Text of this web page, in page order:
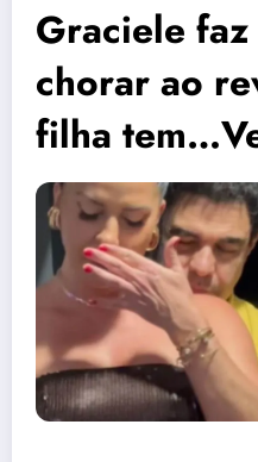
Graciele
chorar ao
filha